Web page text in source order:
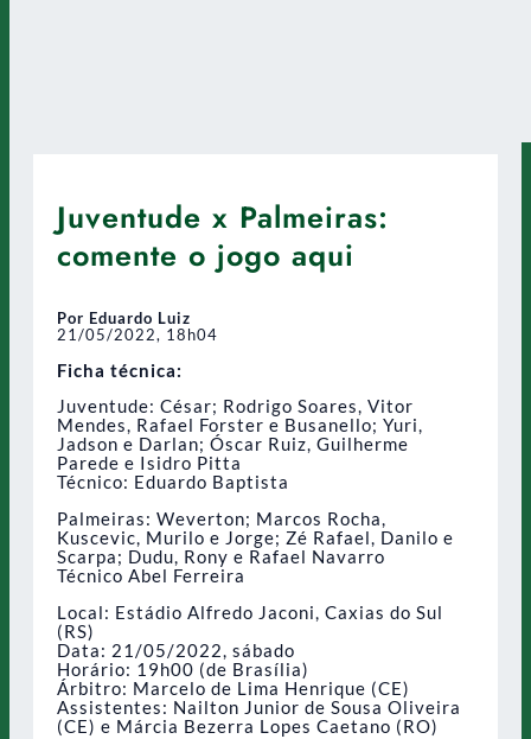
Juventude x Palmeiras:
comente o jogo aqui
Por Eduardo Luiz
21/05/2022, 18h04
Ficha técnica:
Juventude: César; Rodrigo Soares, Vitor
Mendes, Rafael Forster e Busanello; Yuri,
Jadson e Darlan; Óscar Ruiz, Guilherme
Parede e Isidro Pitta
Técnico: Eduardo Baptista
Palmeiras: Weverton; Marcos Rocha,
Kuscevic, Murilo e Jorge; Zé Rafael, Danilo e
Scarpa; Dudu, Rony e Rafael Navarro
Técnico Abel Ferreira
Local: Estádio Alfredo Jaconi, Caxias do Sul
(RS)
Data: 21/05/2022, sábado
Horário: 19h00 (de Brasília)
Árbitro: Marcelo de Lima Henrique (CE)
Assistentes: Nailton Junior de Sousa Oliveira
(CE) e Márcia Bezerra Lopes Caetano (RO)